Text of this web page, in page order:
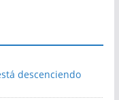
descenciendo